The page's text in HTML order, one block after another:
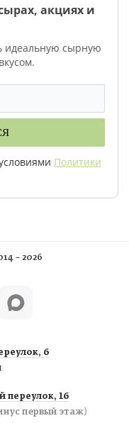
для настоящих
«Сырный
акциях и
идеальную сырную
Политики
– 2026
6
переулок, 16
первый этаж)